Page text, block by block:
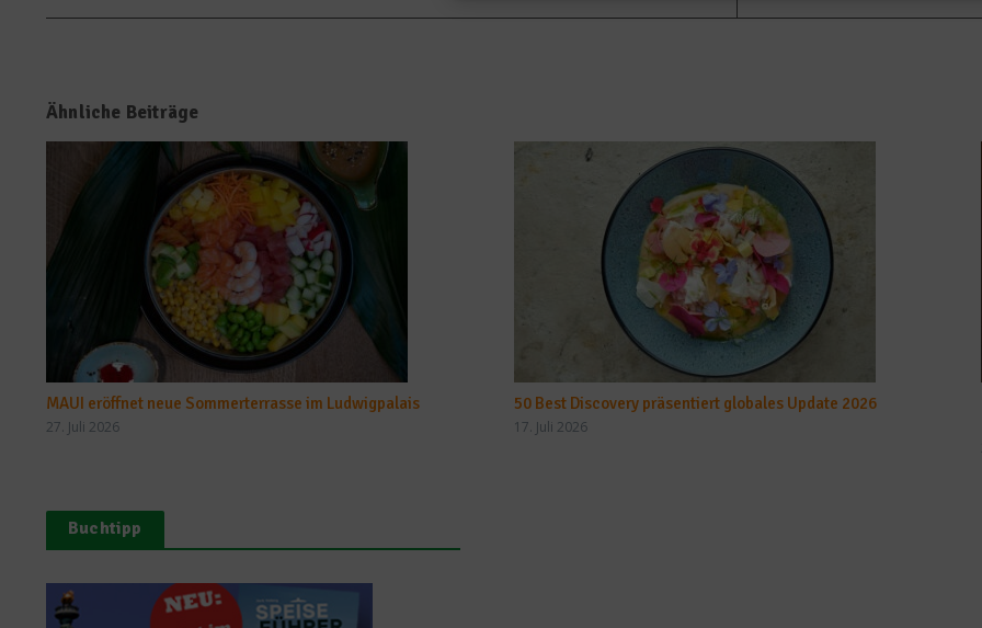
Ähnliche Beiträge
MAUI eröffnet neue Sommerterrasse im Ludwigpalais
27. Juli 2026
50 Best Discovery präsentiert globales Update 2026
17. Juli 2026
Buchtipp